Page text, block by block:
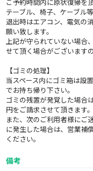
テーブル、椅子、ケーブル
退出時はエアコン、電気の
願い致します。
上記が守られていない場合
せて頂く場合がございます
【ゴミの処理】
当スペース内にゴミ箱は設
でお持ち帰り下さい。
ゴミの残置が発覚した場合
円をご請求させて頂きます。
また、次のご利用者様にご
に発生した場合は、営業補
ください。
備考